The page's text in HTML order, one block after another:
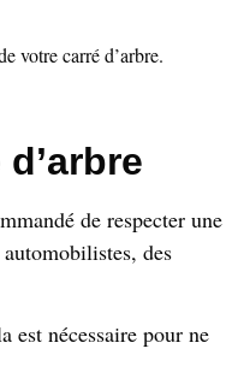
votre carré d’arbre.
de respecter une
des
est nécessaire pour ne